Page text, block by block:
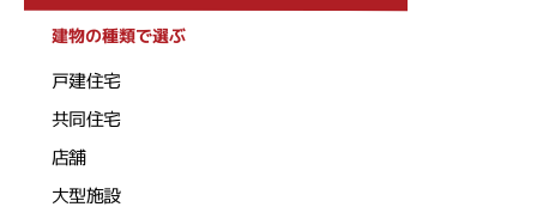
建物の種類で選ぶ
戸建住宅
共同住宅
店舗
大型施設